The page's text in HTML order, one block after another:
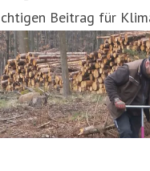
Beitrag für